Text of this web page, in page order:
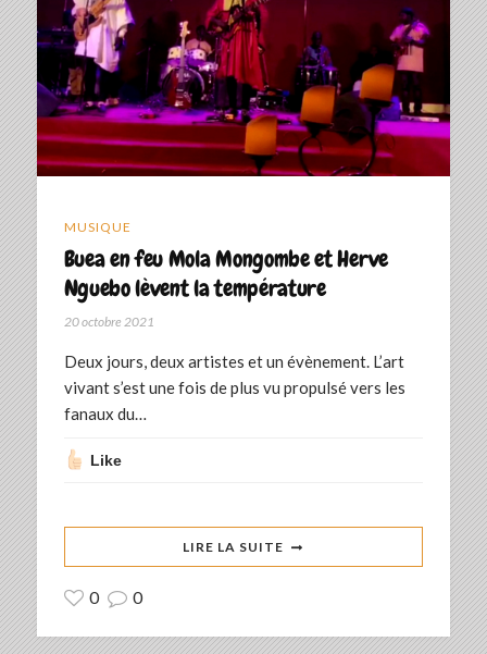
MUSIQUE
Buea en feu Mola Mongombe et Herve
Nguebo lèvent la température
20 octobre 2021
Deux jours, deux artistes et un évènement. L’art
vivant s’est une fois de plus vu propulsé vers les
fanaux du…
Like
LIRE LA SUITE
0 0